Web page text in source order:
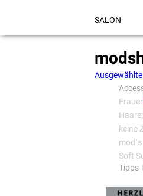
überspringen
SALON
keine
Soft
Tipps